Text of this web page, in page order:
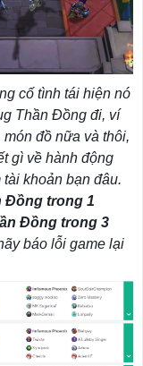
cố tình tái hiện nó
Thần Đồng đi, ví
đồ nữa và thôi,
gì về hành động
khoản bạn đâu.
Đồng trong 1
Đồng trong 3
báo lỗi game lại